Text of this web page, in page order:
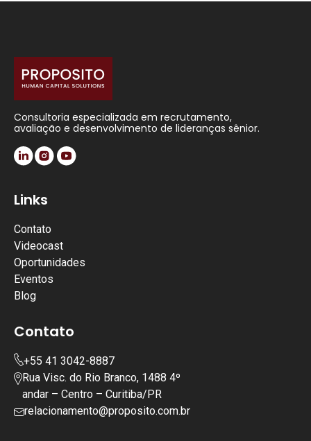
Consultoria especializada em recrutamento,
avaliação e desenvolvimento de lideranças sênior.
Links
Contato
Videocast
Oportunidades
Eventos
Blog
Contato
+55 41 3042-8887
Rua Visc. do Rio Branco, 1488 4º
andar – Centro – Curitiba/PR
relacionamento@proposito.com.br